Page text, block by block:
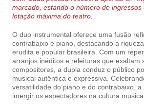
marcado, estando o número de ingressos
lotação máxima do teatro.
O duo instrumental oferece uma fusão
contrabaixo e piano, destacando a
erudita e popular brasileira. Com um
arranjos inéditos e releituras que exaltam
compositores, a dupla conduz o público
musical autêntica e expressiva.
versatilidade do piano e do contrabaixo,
imergir os espectadores na cultura